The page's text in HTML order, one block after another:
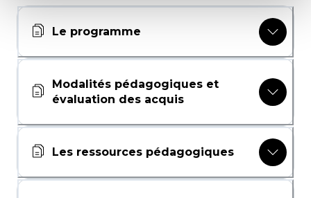
Le programme
Modalités pédagogiques et
évaluation des acquis
Les ressources pédagogiques